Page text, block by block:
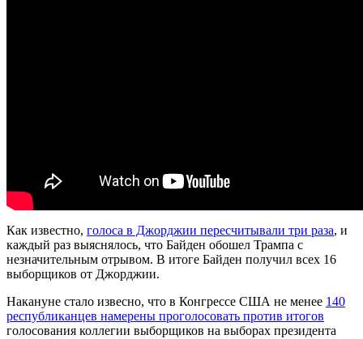
Как известно, голоса в Джорджии пересчитывали три раза, и
каждый раз выяснялось, что Байден обошел Трампа с
незначительным отрывом. В итоге Байден получил всех 16
выборщиков от Джорджии.
Накануне стало извесно, что в Конгрессе США не менее 140
республиканцев намерены проголосовать против итогов
голосования коллегии выборщиков на выборах президента